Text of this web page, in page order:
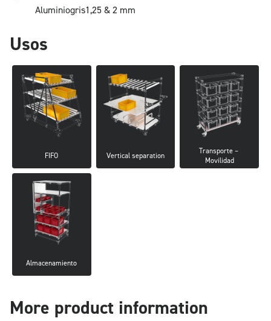
Aluminiogris1,25 & 2 mm
Usos
FIFO Vertical separation
Transporte –
Movilidad
Almacenamiento
More product information